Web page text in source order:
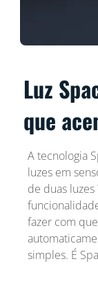
Luz
que
A tecnologia
luzes em
de duas
fazer com
simples. É